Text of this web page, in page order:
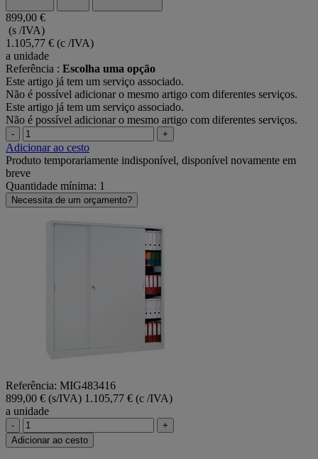
899,00 €
(s /IVA)
1.105,77 € (c /IVA)
a unidade
Referência : Escolha uma opção
Este artigo já tem um serviço associado.
Não é possível adicionar o mesmo artigo com diferentes serviços.
Este artigo já tem um serviço associado.
Não é possível adicionar o mesmo artigo com diferentes serviços.
- +
Adicionar ao cesto
Produto temporariamente indisponível, disponível novamente em
breve
Quantidade mínima: 1
Necessita de um orçamento?
Referência: MIG483416
899,00 € (s/IVA) 1.105,77 € (c /IVA)
a unidade
-
+
Adicionar ao cesto